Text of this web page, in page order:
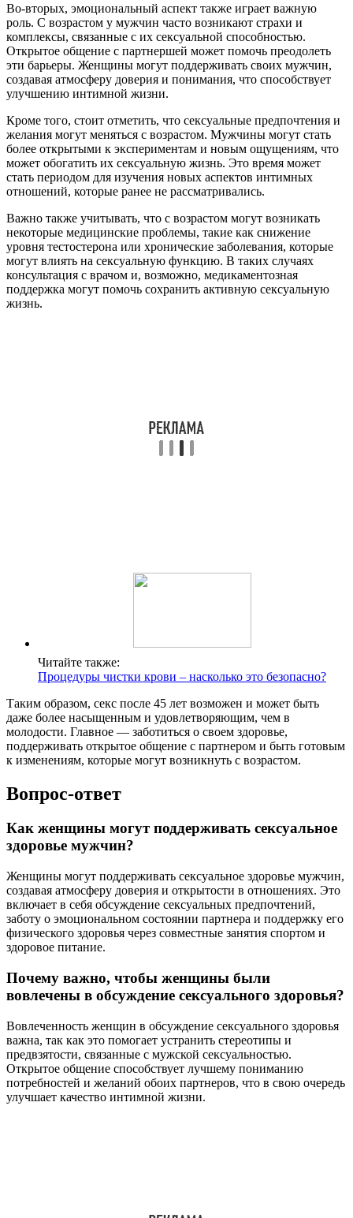
Во-вторых, эмоциональный аспект также играет важную
роль. С возрастом у мужчин часто возникают страхи и
комплексы, связанные с их сексуальной способностью.
Открытое общение с партнершей может помочь преодолеть
эти барьеры. Женщины могут поддерживать своих мужчин,
создавая атмосферу доверия и понимания, что способствует
улучшению интимной жизни.
Кроме того, стоит отметить, что сексуальные предпочтения и
желания могут меняться с возрастом. Мужчины могут стать
более открытыми к экспериментам и новым ощущениям, что
может обогатить их сексуальную жизнь. Это время может
стать периодом для изучения новых аспектов интимных
отношений, которые ранее не рассматривались.
Важно также учитывать, что с возрастом могут возникать
некоторые медицинские проблемы, такие как снижение
уровня тестостерона или хронические заболевания, которые
могут влиять на сексуальную функцию. В таких случаях
консультация с врачом и, возможно, медикаментозная
поддержка могут помочь сохранить активную сексуальную
жизнь.
Читайте также:
Процедуры чистки крови – насколько это безопасно?
Таким образом, секс после 45 лет возможен и может быть
даже более насыщенным и удовлетворяющим, чем в
молодости. Главное — заботиться о своем здоровье,
поддерживать открытое общение с партнером и быть готовым
к изменениям, которые могут возникнуть с возрастом.
Вопрос-ответ
Как женщины могут поддерживать сексуальное
здоровье мужчин?
Женщины могут поддерживать сексуальное здоровье мужчин,
создавая атмосферу доверия и открытости в отношениях. Это
включает в себя обсуждение сексуальных предпочтений,
заботу о эмоциональном состоянии партнера и поддержку его
физического здоровья через совместные занятия спортом и
здоровое питание.
Почему важно, чтобы женщины были
вовлечены в обсуждение сексуального здоровья?
Вовлеченность женщин в обсуждение сексуального здоровья
важна, так как это помогает устранить стереотипы и
предвзятости, связанные с мужской сексуальностью.
Открытое общение способствует лучшему пониманию
потребностей и желаний обоих партнеров, что в свою очередь
улучшает качество интимной жизни.